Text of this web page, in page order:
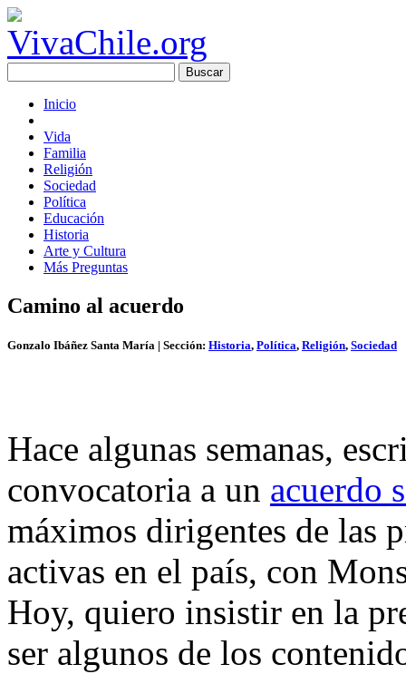
Inicio
Vida
Familia
Religión
Sociedad
Política
Educación
Historia
Arte y Cultura
Más Preguntas
Camino al acuerdo
Gonzalo Ibáñez Santa María | Sección: Historia, Política, Religión, Sociedad
Hace algunas semanas,
convocatoria a un acuerdo
máximos dirigentes de las
activas en el país, con
Hoy, quiero insistir en la
ser algunos de los